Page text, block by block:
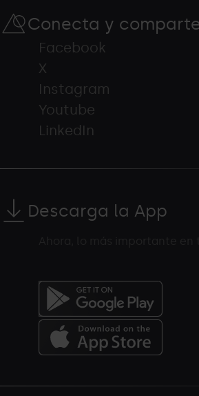
Conecta y comparte
Facebook
X
Instagram
Youtube
LinkedIn
Descarga la App
del